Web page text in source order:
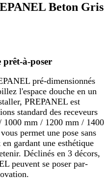
Beton Gris
prêt-à-poser
pré-dimensionnés
l'espace douche en un
PREPANEL est
standard des receveurs
1000 mm / 1200 mm / 1400
permet une pose sans
gardant une esthétique
Déclinés en 3 décors,
peuvent se poser par-